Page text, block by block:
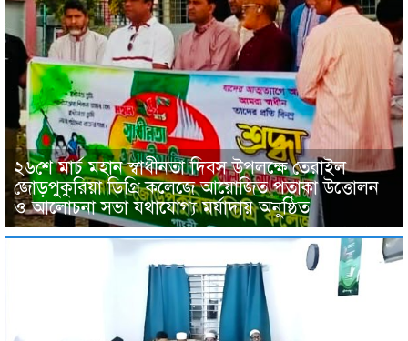
২৬শে মার্চ মহান স্বাধীনতা দিবস উপলক্ষে তেরাইল
জোড়পুকুরিয়া ডিগ্রি কলেজে আয়োজিত পতাকা উত্তোলন
ও আলোচনা সভা যথাযোগ্য মর্যাদায় অনুষ্ঠিত